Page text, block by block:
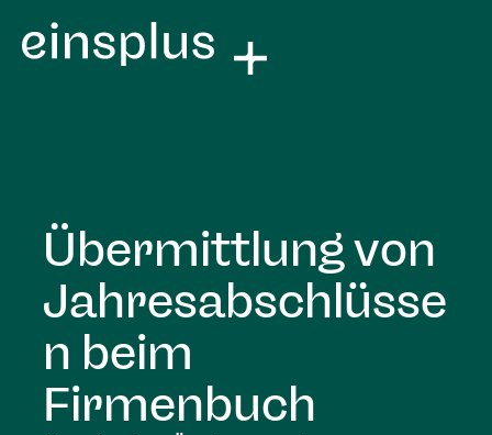
Übermittlung von
Jahresabschlüsse
n beim
Firmenbuch